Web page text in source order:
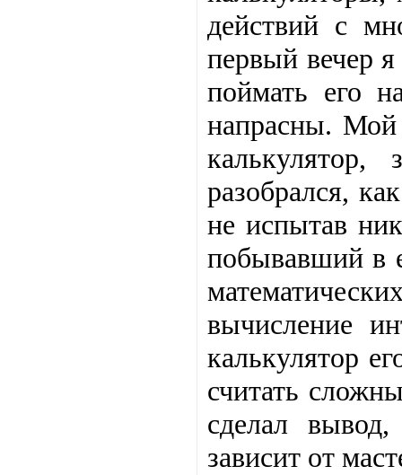
действий с
первый вечер
поймать его
напрасны.
калькулятор,
разобрался,
не испытав
побывавший в
вычисление
калькулятор
считать
сделал
зависит от